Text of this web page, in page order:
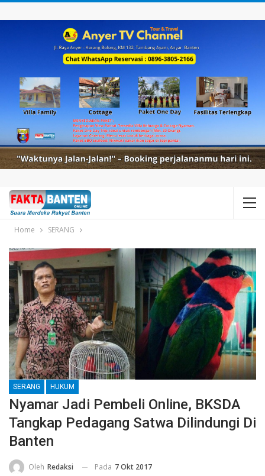
Home SERANG
SERANG HUKUM
Nyamar Jadi Pembeli Online, BKSDA
Tangkap Pedagang Satwa Dilindungi Di
Banten
Oleh Redaksi Pada 7 Okt 2017